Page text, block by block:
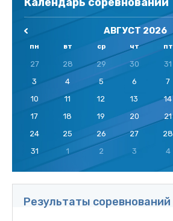
АВГУСТ 2026
пн вт ср чт пт
27 28 29 30 31
3
4 5 6 7
10
11 12 13 14
17
18 19 20 21
24
25 26 27 28
31
1 2 3 4
Результаты соревнований